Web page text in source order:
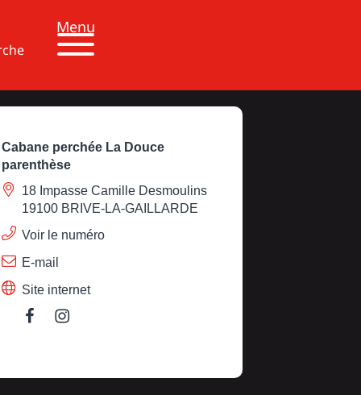
Menu
Cabane perchée La Douce
parenthèse
18 Impasse Camille Desmoulins
19100 BRIVE-LA-GAILLARDE
Voir le numéro
E-mail
Site internet